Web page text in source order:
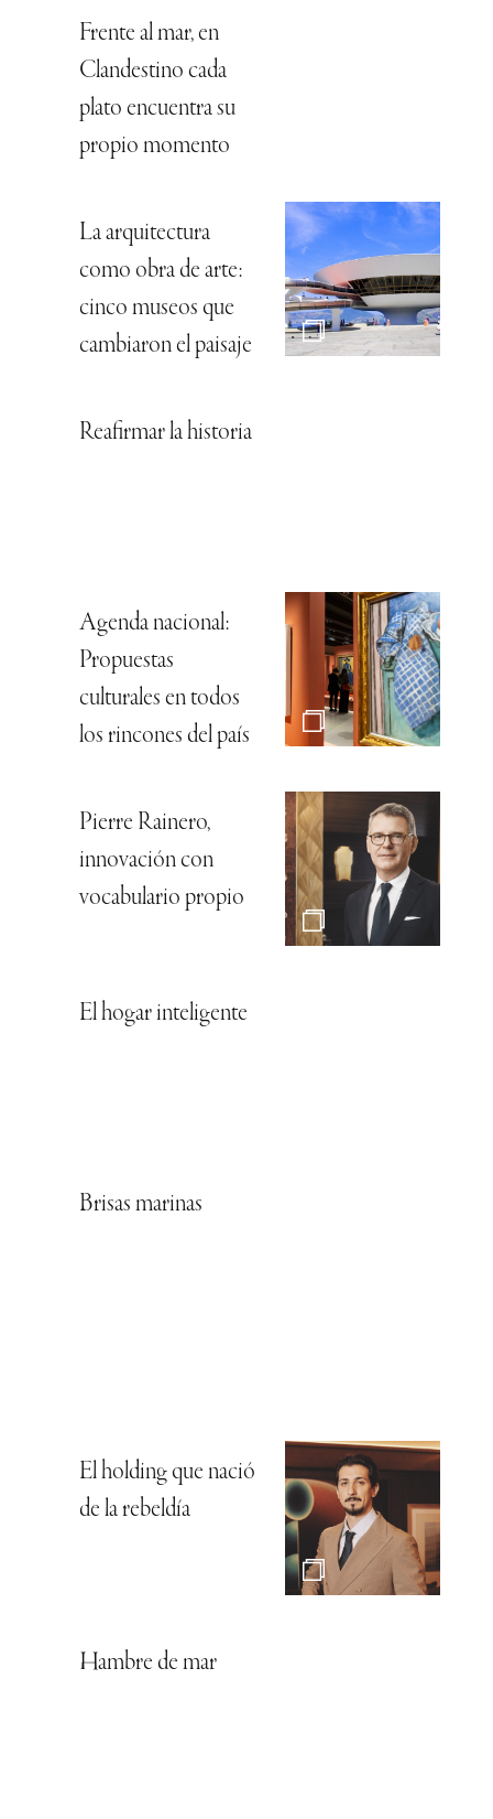
Frente al mar, en
Clandestino cada
plato encuentra su
propio momento
La arquitectura
como obra de arte:
cinco museos que
cambiaron el paisaje
Reafirmar la historia
Agenda nacional:
Propuestas
culturales en todos
los rincones del país
Pierre Rainero,
innovación con
vocabulario propio
El hogar inteligente
Brisas marinas
El holding que nació
de la rebeldía
Hambre de mar